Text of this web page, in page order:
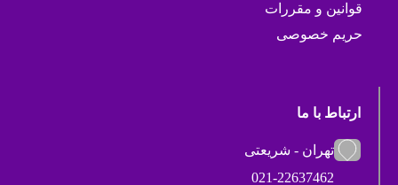
قوانین و مقررات
حریم خصوصی
ارتباط با ما
تهران - شریعتی
021-22637462